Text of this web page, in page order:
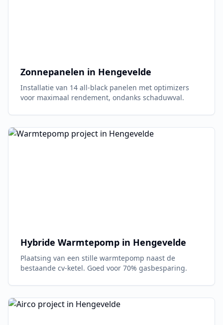
Zonnepanelen in Hengevelde
Installatie van 14 all-black panelen met optimizers
voor maximaal rendement, ondanks schaduwval.
Hybride Warmtepomp in Hengevelde
Plaatsing van een stille warmtepomp naast de
bestaande cv-ketel. Goed voor 70% gasbesparing.